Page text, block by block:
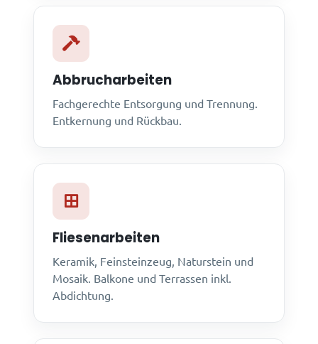
Abbrucharbeiten
Fachgerechte Entsorgung und Trennung.
Entkernung und Rückbau.
Fliesenarbeiten
Keramik, Feinsteinzeug, Naturstein und
Mosaik. Balkone und Terrassen inkl.
Abdichtung.